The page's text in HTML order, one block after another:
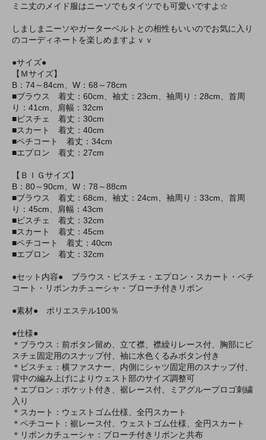
ミニ丈のメイド服はニーソでもタイツでも可愛いですよ☆
しましまニーソやガーターベルトとの相性もいいのでお気に入り
のコーディネートを楽しめますよｖｖ
●サイズ●
【Ｍサイズ】
B：74～84cm、W：68～78cm
■ブラウス 着丈：60cm、袖丈：23cm、袖周り：28cm、首周
り：41cm、肩幅：32cm
■ビスチェ 着丈：30cm
■スカート 着丈：40cm
■ペチコート 着丈：34cm
■エプロン 着丈：27cm
【ＢＩＧサイズ】
B：80～90cm、W：78～88cm
■ブラウス 着丈：68cm、袖丈：24cm、袖周り：33cm、首周
り：45cm、肩幅：43cm
■ビスチェ 着丈：32cm
■スカート 着丈：45cm
■ペチコート 着丈：40cm
■エプロン 着丈：32cm
●セット内容● ブラウス・ビスチェ・エプロン・スカート・ペチ
コート・リボンカチューシャ・ブローチ付きリボン
●素材● ポリエステル100％
●仕様●
＊ブラウス：前ボタン留め、立て襟、襟繰りレース付、胸部にビ
スチェ固定用のスナップ付、袖に水色くるみボタン付き
＊ビスチェ：横ファスナー、内側にシャツ固定用のスナップ付、
背中の編み上げによりウェスト部のサイズ調整可
＊エプロン：ポケット付き、裾レース付、ミアグループロゴ刺繍
入り
＊スカート：ウェストゴム仕様、全円スカート
＊ペチコート：裾レース付、ウェストゴム仕様、全円スカート
＊リボンカチューシャ：ブローチ付きリボンと共布